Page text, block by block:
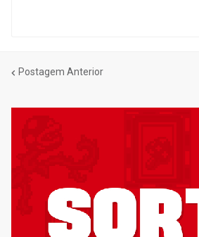
Postagem Anterior